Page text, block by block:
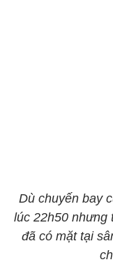
Dù chuyến bay
lúc 22h50 nhưng
đã có mặt tại